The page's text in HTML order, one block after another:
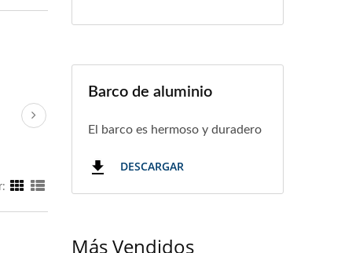
Barco de aluminio
El barco es hermoso y duradero
DESCARGAR
Más Vendidos